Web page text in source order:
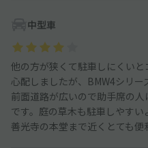
中型車
他の方が狭くて駐車しにくい
心配しましたが、BMW4シリー
前面道路が広いので助手席の
です。庭の草木も駐車しやすい
善光寺の本堂まで近くとても便